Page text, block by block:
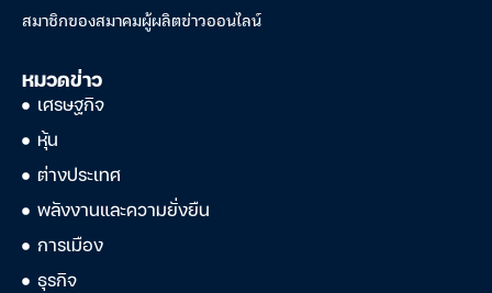
สมาชิกของสมาคมผู้ผลิตข่าวออนไลน์
หมวดข่าว
เศรษฐกิจ
หุ้น
ต่างประเทศ
พลังงานและความยั่งยืน
การเมือง
ธุรกิจ